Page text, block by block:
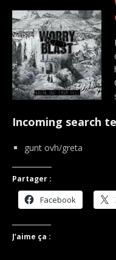
Incoming search
gunt ovh/greta
Partager :
Facebook
J’aime ça :